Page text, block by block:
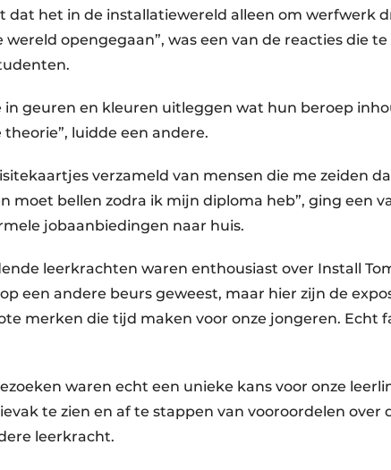
dat het in de installatiewereld alleen om werfwerk
wereld opengegaan”, was een van de reacties die
in geuren en kleuren uitleggen wat hun beroep
luidde een andere.
verzameld van mensen die me zeiden
moet bellen zodra ik mijn diploma heb”, ging een
jobaanbiedingen naar huis.
leerkrachten waren enthousiast over Install
op een andere beurs geweest, maar hier zijn de
merken die tijd maken voor onze jongeren. Echt
waren echt een unieke kans voor onze
te zien en af te stappen van vooroordelen over
leerkracht.